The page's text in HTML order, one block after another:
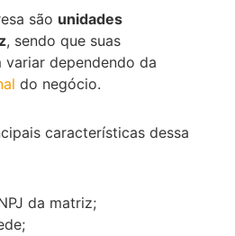
são unidades
, sendo que suas
dependendo da
do negócio.
características dessa
da matriz;